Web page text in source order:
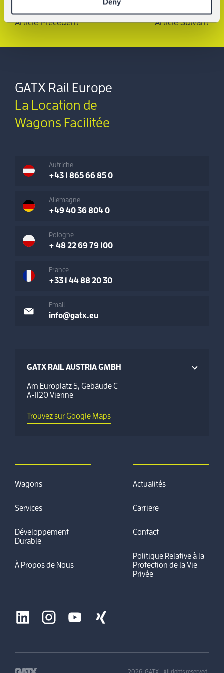
Article Précédent Article Suivant
GATX Rail Europe
La Location de
Wagons Facilitée
Autriche
+43 1 865 66 85 0
Allemagne
+49 40 36 804 0
Pologne
+ 48 22 69 79 100
France
+33 1 44 88 20 30
Email
info@gatx.eu
GATX RAIL AUSTRIA GMBH
Am Europlatz 5, Gebäude C
A-1120 Vienne
Trouvez sur Google Maps
Wagons
Services
Développement
Durable
À Propos de Nous
Actualités
Carriere
Contact
Politique Relative à la
Protection de la Vie
Privée
2026, GATX - All rights reserved.